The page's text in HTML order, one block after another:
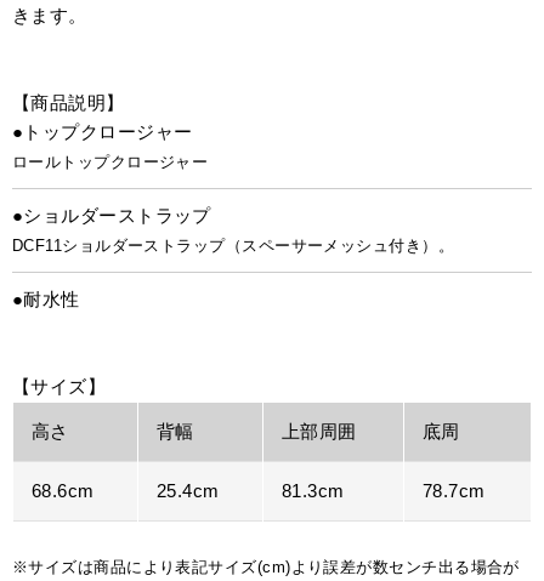
きます。
【商品説明】
●トップクロージャー
ロールトップクロージャー
●ショルダーストラップ
DCF11ショルダーストラップ（スペーサーメッシュ付き）。
●耐水性
【サイズ】
高さ 背幅 上部周囲 底周
68.6cm 25.4cm 81.3cm 78.7cm
※サイズは商品により表記サイズ(cm)より誤差が数センチ出る場合が